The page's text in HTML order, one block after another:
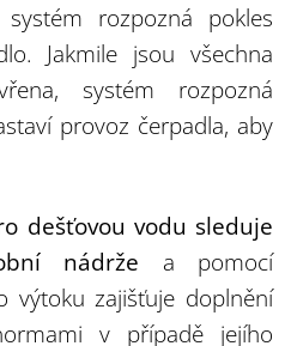
rozpozná pokles
Jakmile jsou všechna
systém rozpozná
provoz čerpadla, aby
dešťovou vodu sleduje
nádrže a pomocí
výtoku zajišťuje doplnění
v případě jejího